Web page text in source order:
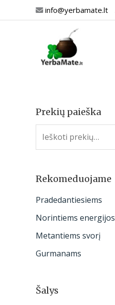
prie
info@yerbamate.lt
Prekių paieška
I
e
o
:
Rekomeduojame
Pradedantiesiems
Norintiems energijos
Metantiems svorį
Gurmanams
Šalys